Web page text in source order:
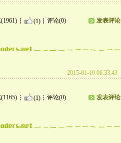
(1) 评论(0) 发表评论
2015-01-10 06:33:43
(1) 评论(0) 发表评论